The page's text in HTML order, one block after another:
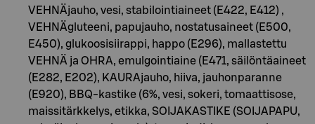
VEHNÄjauho, vesi, stabilointiaineet (E422, E412) ,
VEHNÄgluteeni, papujauho, nostatusaineet (E500,
E450), glukoosisiirappi, happo (E296), mallastettu
VEHNÄ ja OHRA, emulgointiaine (E471, säilöntäaineet
(E282, E202), KAURAjauho, hiiva, jauhonparanne
(E920), BBQ-kastike (6%, vesi, sokeri, tomaattisose,
maissitärkkelys, etikka, SOIJAKASTIKE (SOIJAPAPU,